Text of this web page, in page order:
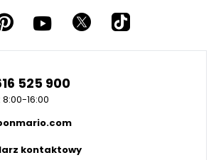
525 900
16:00
kontaktowy